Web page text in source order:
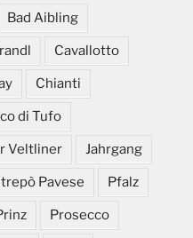
Bad Aibling
Cavallotto
Chianti
di Tufo
Veltliner Jahrgang
Pavese Pfalz
Prosecco